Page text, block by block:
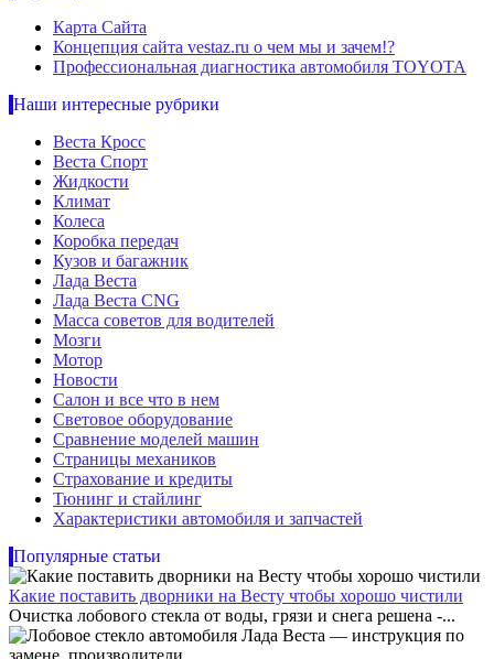
Карта Сайта
Концепция сайта vestaz.ru о чем мы и зачем!?
Профессиональная диагностика автомобиля TOYOTA
Наши интересные рубрики
Веста Кросс
Веста Спорт
Жидкости
Климат
Колеса
Коробка передач
Кузов и багажник
Лада Веста
Лада Веста CNG
Масса советов для водителей
Мозги
Мотор
Новости
Салон и все что в нем
Световое оборудование
Сравнение моделей машин
Страницы механиков
Страхование и кредиты
Тюнинг и стайлинг
Характеристики автомобиля и запчастей
Популярные статьи
Какие поставить дворники на Весту чтобы хорошо чистили
Очистка лобового стекла от воды, грязи и снега решена -...